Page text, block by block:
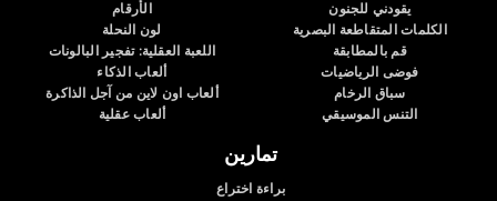
يقودني للجنون
الكلمات المتقاطعة البصرية
قم بالمطابقة
فوضى الرياضيات
سباق الرخام
التنس الموسيقي
الأرقام
لون النحلة
اللعبة العقلية: تفجير البالونات
ألعاب الذكاء
ألعاب اون لاين من آجل الذاكرة
ألعاب عقلية
تمارين
براءة اختراع